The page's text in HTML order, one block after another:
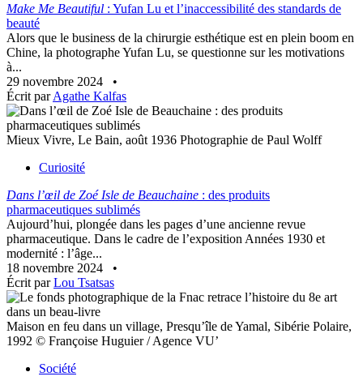
Make Me Beautiful : Yufan Lu et l’inaccessibilité des standards de
beauté
Alors que le business de la chirurgie esthétique est en plein boom en
Chine, la photographe Yufan Lu, se questionne sur les motivations
à...
29 novembre 2024
•
Écrit parAgathe Kalfas
Mieux Vivre, Le Bain, août 1936 Photographie de Paul Wolff
Curiosité
Dans l’œil de Zoé Isle de Beauchaine : des produits
pharmaceutiques sublimés
Aujourd’hui, plongée dans les pages d’une ancienne revue
pharmaceutique. Dans le cadre de l’exposition Années 1930 et
modernité : l’âge...
18 novembre 2024
•
Écrit parLou Tsatsas
Maison en feu dans un village, Presqu’île de Yamal, Sibérie Polaire,
1992 © Françoise Huguier / Agence VU’
Société